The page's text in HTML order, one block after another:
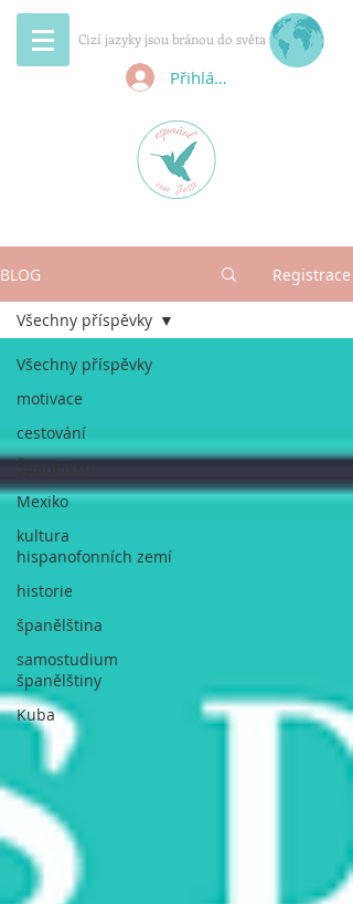
Cizí jazyky jsou bránou do světa
Přihlásit se
BLOG Registrace
Všechny příspěvky
motivace
cestování
Španělsko
Mexiko
kultura
hispanofonních zemí
historie
španělština
samostudium
španělštiny
Kuba
Všechny příspěvky